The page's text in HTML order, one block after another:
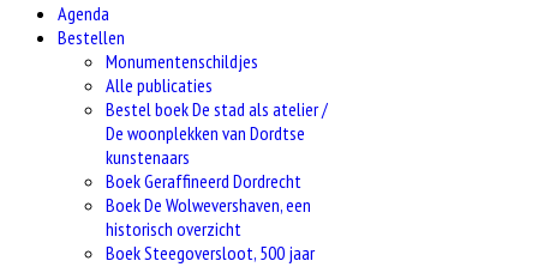
Agenda
Bestellen
Monumentenschildjes
Alle publicaties
Bestel boek De stad als atelier /
De woonplekken van Dordtse
kunstenaars
Boek Geraffineerd Dordrecht
Boek De Wolwevershaven, een
historisch overzicht
Boek Steegoversloot, 500 jaar